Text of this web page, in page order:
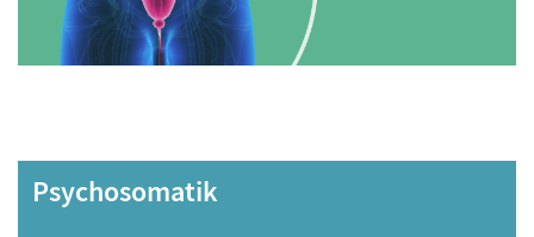
Psychosomatik